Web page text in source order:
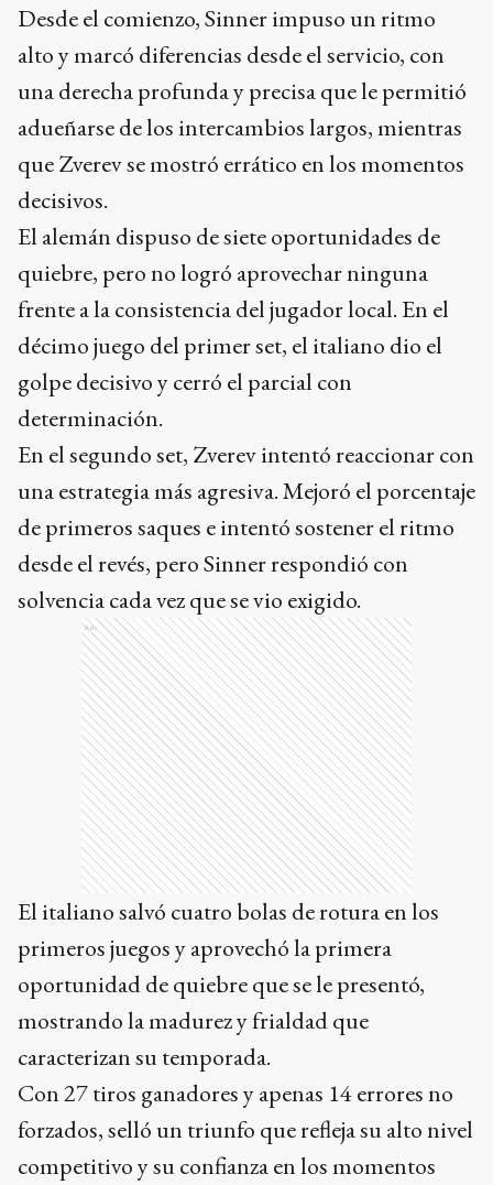
Desde el comienzo, Sinner impuso un ritmo
alto y marcó diferencias desde el servicio, con
una derecha profunda y precisa que le permitió
adueñarse de los intercambios largos, mientras
que Zverev se mostró errático en los momentos
decisivos.
El alemán dispuso de siete oportunidades de
quiebre, pero no logró aprovechar ninguna
frente a la consistencia del jugador local. En el
décimo juego del primer set, el italiano dio el
golpe decisivo y cerró el parcial con
determinación.
En el segundo set, Zverev intentó reaccionar con
una estrategia más agresiva. Mejoró el porcentaje
de primeros saques e intentó sostener el ritmo
desde el revés, pero Sinner respondió con
solvencia cada vez que se vio exigido.
Ads
El italiano salvó cuatro bolas de rotura en los
primeros juegos y aprovechó la primera
oportunidad de quiebre que se le presentó,
mostrando la madurez y frialdad que
caracterizan su temporada.
Con 27 tiros ganadores y apenas 14 errores no
forzados, selló un triunfo que refleja su alto nivel
competitivo y su confianza en los momentos